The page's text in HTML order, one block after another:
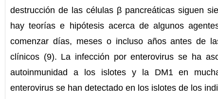
destrucción de las células β pancreáticas siguen
hay teorías e hipótesis acerca de algunos
comenzar días, meses o incluso años antes de
clínicos (9). La infección por enterovirus se ha
autoinmunidad a los islotes y la DM1 en
enterovirus se han detectado en los islotes de los